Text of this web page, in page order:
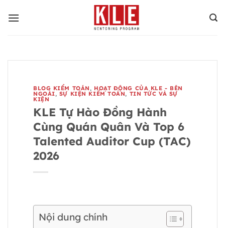
qua
BLOG KIỂM TOÁN, HOẠT ĐỘNG CỦA KLE - BÊN
NGOÀI, SỰ KIỆN KIỂM TOÁN, TIN TỨC VÀ SỰ
KIỆN
KLE Tự Hào Đồng Hành
Cùng Quán Quân Và Top 6
Talented Auditor Cup (TAC)
2026
Nội dung chính